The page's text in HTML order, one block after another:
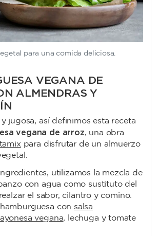
para una comida deliciosa.
VEGANA DE
ALMENDRAS Y
jugosa, así definimos esta receta
vegana de arroz, una obra
para disfrutar de un almuerzo
utilizamos la mezcla de
con agua como sustituto del
el sabor, cilantro y comino.
con salsa
vegana, lechuga y tomate